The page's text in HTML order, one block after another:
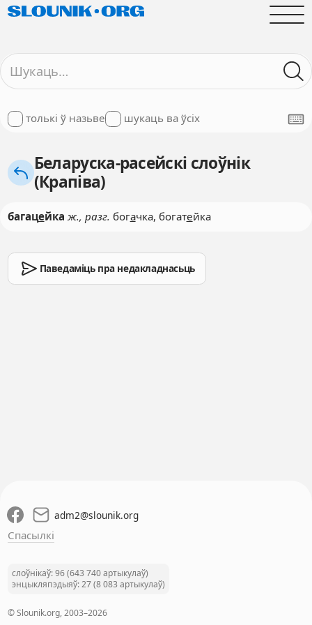
толькі ў назьве шукаць ва ўсіх
Беларуска-расейскі слоўнік
(Крапіва)
багацейка ж., разг. богачка, богатейка
Паведаміць пра недакладнасьць
adm2@slounik.org
Спасылкі
слоўнікаў: 96 (643 740 артыкулаў)
энцыкляпэдыяў: 27 (8 083 артыкулаў)
© Slounik.org, 2003–2026